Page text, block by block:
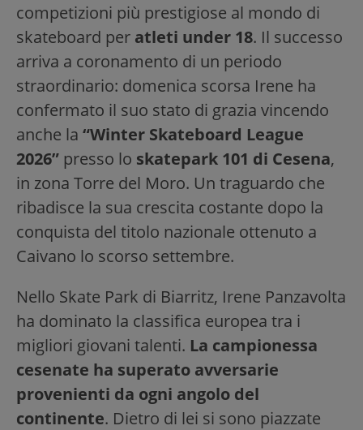
competizioni più prestigiose al mondo di
skateboard per atleti under 18. Il successo
arriva a coronamento di un periodo
straordinario: domenica scorsa Irene ha
confermato il suo stato di grazia vincendo
anche la “Winter Skateboard League
2026” presso lo skatepark 101 di Cesena,
in zona Torre del Moro. Un traguardo che
ribadisce la sua crescita costante dopo la
conquista del titolo nazionale ottenuto a
Caivano lo scorso settembre.
Nello Skate Park di Biarritz, Irene Panzavolta
ha dominato la classifica europea tra i
migliori giovani talenti. La campionessa
cesenate ha superato avversarie
provenienti da ogni angolo del
continente. Dietro di lei si sono piazzate